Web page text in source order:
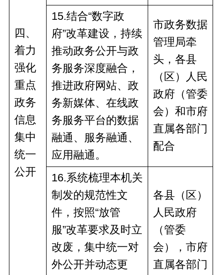
四、
着力
强化
重点
政务
信息
集中
统一
公开
15.结合“数字政
府”改革建设，持续
推动政务公开与政
务服务深度融合，
推进政府网站、政
务新媒体、在线政
务服务平台的数据
融通、服务融通、
应用融通。
市政务数据
管理局牵
头， 各县
（区）人民
政府 （管委
会） 和市府
直属各部门
配合
16.系统梳理本机关
制发的规范性文
件，按照“放管
服”改革要求及时立
改废，集中统一对
外公开并动态更
各县（区）
人民政府
（管委
会），市府
直属各部门